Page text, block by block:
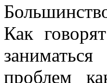
Как
проблем